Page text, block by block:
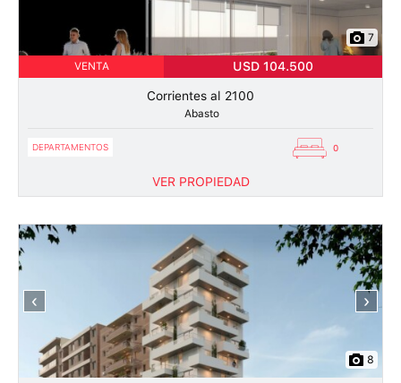
7
VENTA USD 104.500
Corrientes al 2100
Abasto
DEPARTAMENTOS 0
VER PROPIEDAD
‹ ›
8